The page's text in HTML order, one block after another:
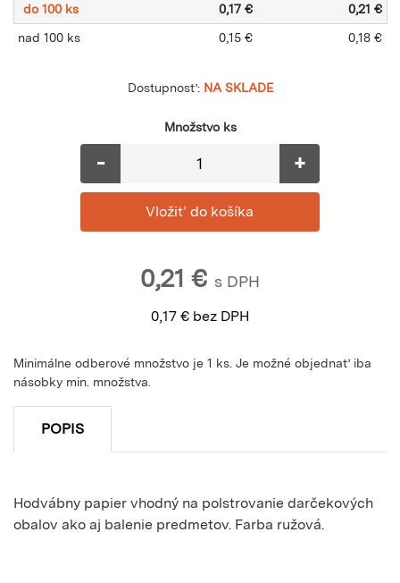
do 100 ks
0,17 €
0,21 €
nad 100 ks
0,15 € 0,18 €
Dostupnosť: NA SKLADE
Množstvo ks
- +
0,21 € s DPH
0,17 € bez DPH
Minimálne odberové množstvo je 1 ks. Je možné objednať iba
násobky min. množstva.
POPIS
Hodvábny papier vhodný na polstrovanie darčekových
obalov ako aj balenie predmetov. Farba ružová.